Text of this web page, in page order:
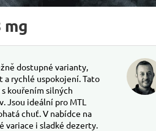
dostupné varianty,
rychlé uspokojení. Tato
kouřením silných
Jsou ideální pro MTL
chuť. V nabídce na
variace i sladké dezerty.